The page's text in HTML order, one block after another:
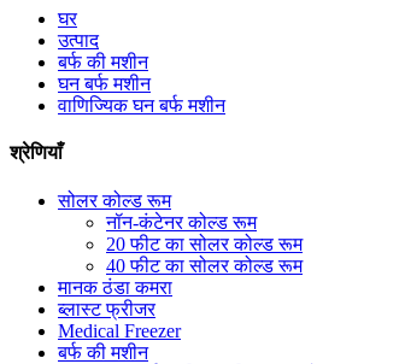
घर
उत्पाद
बर्फ की मशीन
घन बर्फ मशीन
वाणिज्यिक घन बर्फ मशीन
श्रेणियाँ
सोलर कोल्ड रूम
नॉन-कंटेनर कोल्ड रूम
20 फीट का सोलर कोल्ड रूम
40 फीट का सोलर कोल्ड रूम
मानक ठंडा कमरा
ब्लास्ट फ्रीजर
Medical Freezer
बर्फ की मशीन